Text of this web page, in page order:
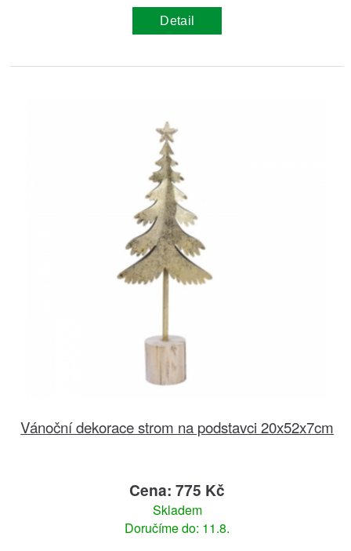
Detail
Vánoční dekorace strom na podstavci 20x52x7cm
Cena: 775 Kč
Skladem
Doručíme do: 11.8.